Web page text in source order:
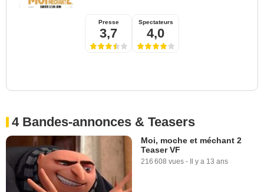
Presse
3,7
Spectateurs
4,0
4 Bandes-annonces & Teasers
Moi, moche et méchant 2
Teaser VF
216 608 vues - Il y a 13 ans